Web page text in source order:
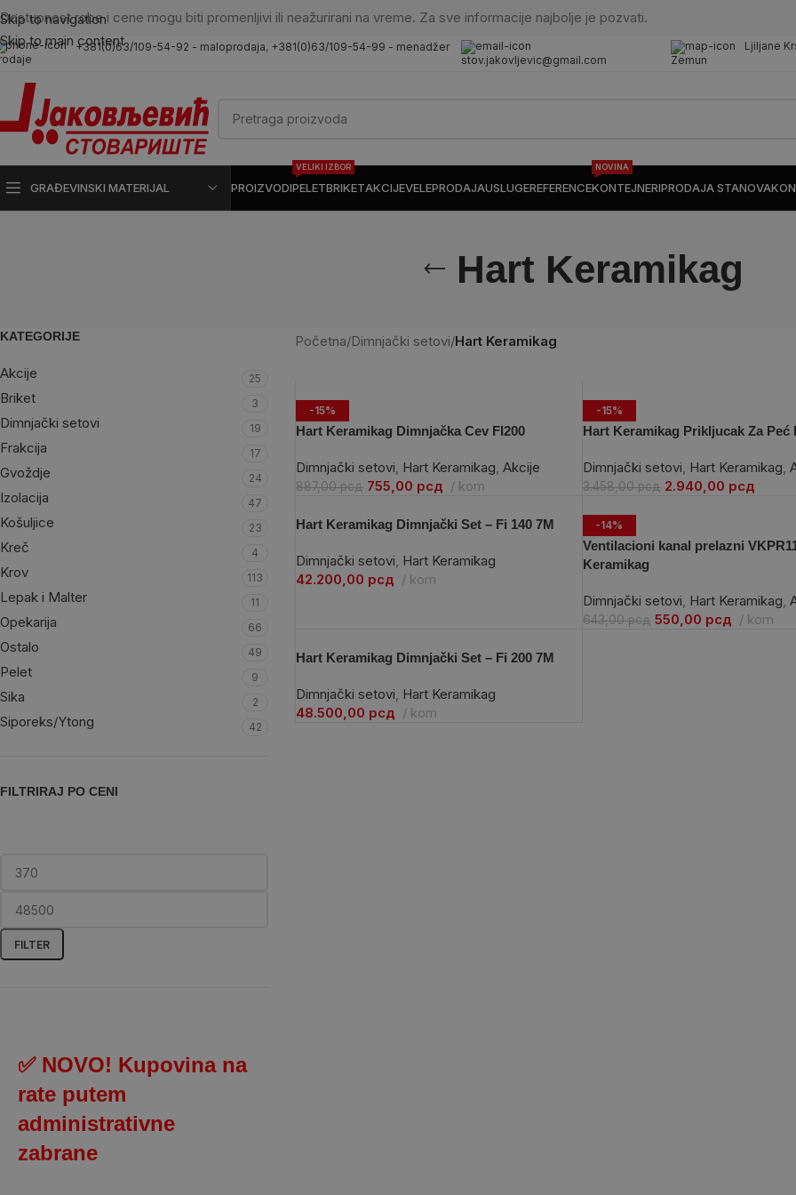
Skip to navigation
Skip to main content
Dostupnost robe i cene mogu biti promenljivi ili neažurirani na vreme. Za sve informacije najbolje je pozvati.
+381(0)63/109-54-92 - maloprodaja, +381(0)63/109-54-99 - menadžer
stov.jakovljevic@gmail.com
Ljiljane
Zemun
GRAĐEVINSKI MATERIJAL PROIZVODIPELET
VELIKI IZBOR
BRIKETAKCIJEVELEPRODAJAUSLUGEREFERENCEKONTEJNERI
NOVINA
PRODAJA STANOVA
Hart Keramikag
KATEGORIJE
Akcije 25
Briket 3
Dimnjački setovi 19
Frakcija 17
Gvoždje 24
Izolacija 47
Košuljice 23
Kreč 4
Krov 113
Lepak i Malter 11
Opekarija 66
Ostalo 49
Pelet 9
Sika 2
Siporeks/Ytong 42
FILTRIRAJ PO CENI
FILTER
✅ NOVO! Kupovina na
rate putem
administrativne
zabrane
Početna/Dimnjački setovi/Hart Keramikag
-15%
Hart Keramikag Dimnjačka Cev FI200
Dimnjački setovi, Hart Keramikag, Akcije
887,00рсд 755,00 рсд kom
-15%
Hart Keramikag Prikljucak Za Peć
Dimnjački setovi, Hart Keramikag,
3.458,00рсд 2.940,00 рсд
Hart Keramikag Dimnjački Set – Fi 140 7M
Dimnjački setovi, Hart Keramikag
42.200,00 рсд kom
-14%
Ventilacioni kanal prelazni
Keramikag
Dimnjački setovi, Hart Keramikag,
643,00рсд 550,00 рсд kom
Hart Keramikag Dimnjački Set – Fi 200 7M
Dimnjački setovi, Hart Keramikag
48.500,00 рсд kom